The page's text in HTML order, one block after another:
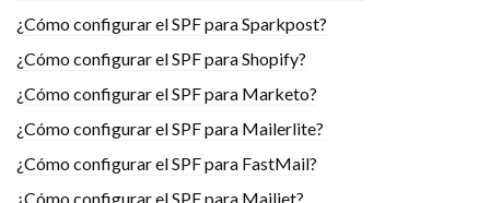
¿Cómo configurar el SPF para Sparkpost?
¿Cómo configurar el SPF para Shopify?
¿Cómo configurar el SPF para Marketo?
¿Cómo configurar el SPF para Mailerlite?
¿Cómo configurar el SPF para FastMail?
¿Cómo configurar el SPF para Mailjet?